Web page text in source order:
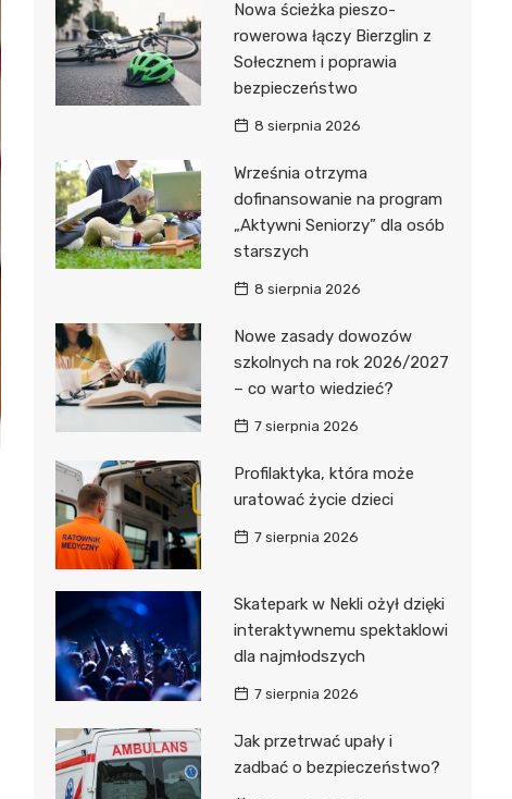
Dzieci Wrzesińskich
Park Miejski im. Dzieci
Wrzesińskich
Amfiteatr im. Anny Jantar
Jump World Września
Wrzesińska Strefa
Aktywności
Pałac w Miłosławiu
Izba Pamięci Reymonta
Rezerwat Czeszewski Las
Nowa ścieżka pieszo-
rowerowa łączy Bierzglin z
Sołecznem i poprawia
bezpieczeństwo
8 sierpnia 2026
Września otrzyma
dofinansowanie na program
„Aktywni Seniorzy” dla osób
starszych
8 sierpnia 2026
Nowe zasady dowozów
szkolnych na rok 2026/2027
– co warto wiedzieć?
7 sierpnia 2026
Profilaktyka, która może
uratować życie dzieci
7 sierpnia 2026
Skatepark w Nekli ożył dzięki
interaktywnemu spektaklowi
dla najmłodszych
7 sierpnia 2026
Jak przetrwać upały i
zadbać o bezpieczeństwo?